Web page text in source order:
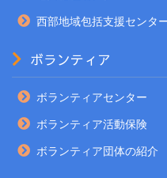
西部地域包括支援センタ
ボランティア
ボランティアセンター
ボランティア活動保険
ボランティア団体の紹介